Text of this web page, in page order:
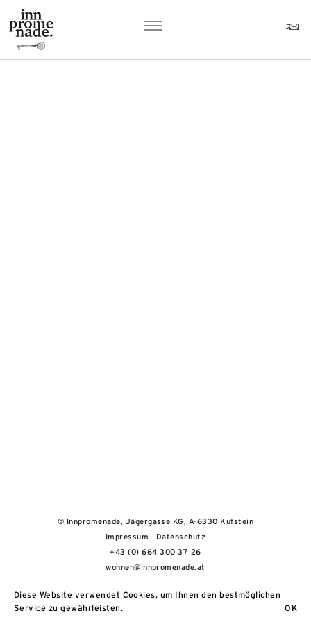
Diese Website verwendet Cookies, um Ihnen den bestmöglichen
Service zu gewährleisten.
OK
© Innpromenade, Jägergasse KG, A-6330 Kufstein
Impressum
Datenschutz
+43 (0) 664 300 37 26
wohnen@innpromenade.at